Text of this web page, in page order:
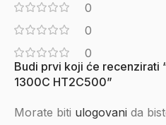
0
0
0
Budi prvi koji će recenzirati
1300C HT2C500”
Morate biti ulogovani da